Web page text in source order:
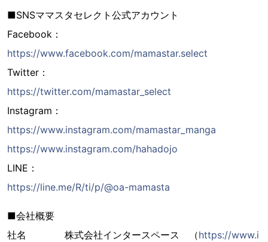
■SNSママスタセレクト公式アカウント
Facebook：
https://www.facebook.com/mamastar.select
Twitter：
https://twitter.com/mamastar_select
Instagram：
https://www.instagram.com/mamastar_manga
https://www.instagram.com/hahadojo
LINE：
https://line.me/R/ti/p/@oa-mamasta
■会社概要
社名 株式会社インタースペース （https://www.i